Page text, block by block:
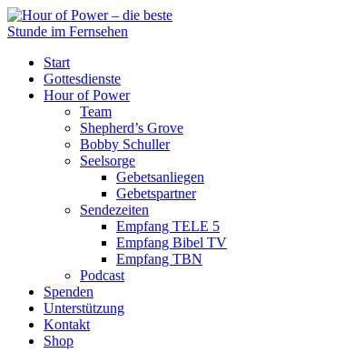
Start
Gottesdienste
Hour of Power
Team
Shepherd’s Grove
Bobby Schuller
Seelsorge
Gebetsanliegen
Gebetspartner
Sendezeiten
Empfang TELE 5
Empfang Bibel TV
Empfang TBN
Podcast
Spenden
Unterstützung
Kontakt
Shop